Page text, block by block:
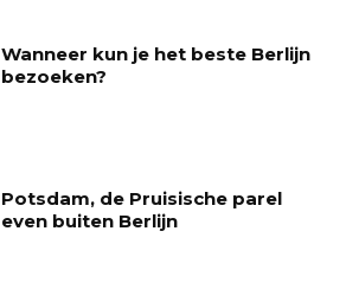
Wanneer kun je het beste Berlijn
bezoeken?
Potsdam, de Pruisische parel
even buiten Berlijn